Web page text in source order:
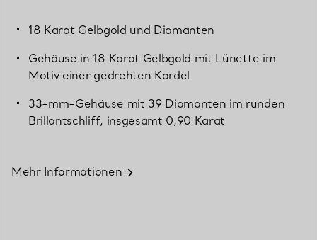
18 Karat Gelbgold und Diamanten
Gehäuse in 18 Karat Gelbgold mit Lünette im
Motiv einer gedrehten Kordel
33-mm-Gehäuse mit 39 Diamanten im runden
Brillantschliff, insgesamt 0,90 Karat
Mehr Informationen